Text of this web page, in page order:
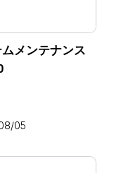
ムメンテナンス
05